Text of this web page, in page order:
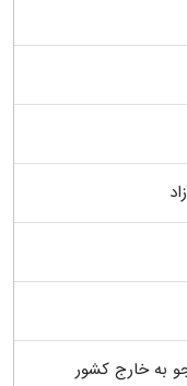
به خارج کشور